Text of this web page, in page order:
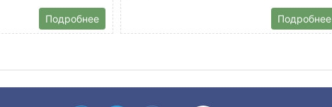
Подробнее Подробнее